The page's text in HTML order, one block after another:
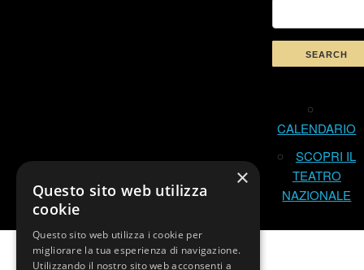
CALENDARIO
SCOPRI IL
TEATRO
NAZIONALE
×
Questo sito web utilizza
cookie
Questo sito web utilizza i cookie per
migliorare la tua esperienza di navigazione.
Utilizzando il nostro sito web acconsenti a